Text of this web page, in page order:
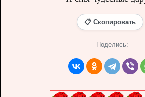
📋 Скопировать
Поделись: